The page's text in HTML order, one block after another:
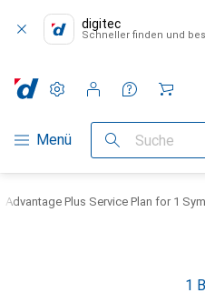
digitec
Schneller finden und
Navigation nach Kategorien
Menü Suche
Einstellungen
Kundenkonto
Vergleichslisten
Merklisten
Warenkorb
Advantage Plus Service Plan for 1
1